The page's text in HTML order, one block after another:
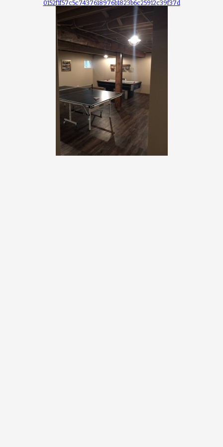
0152f1f57c5c7437618976b1823b6c25912c39f37d